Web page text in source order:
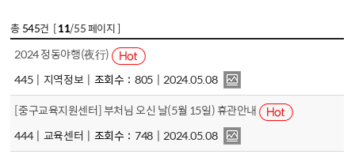
총 545건 [11/55 페이지 ]
445 지역정보
2024 정동야행(夜行)
조회수
805 2024.05.08
444 교육센터
[중구교육지원센터] 부처님 오신 날(5월 15일) 휴관안내
조회수
748 2024.05.08